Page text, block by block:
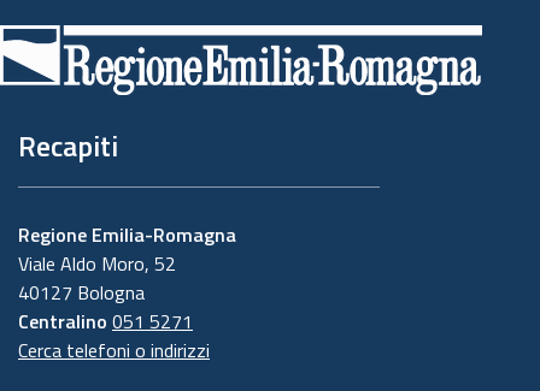
di
pagina
Recapiti
Regione Emilia-Romagna
Viale Aldo Moro, 52
40127 Bologna
Centralino 051 5271
Cerca telefoni o indirizzi